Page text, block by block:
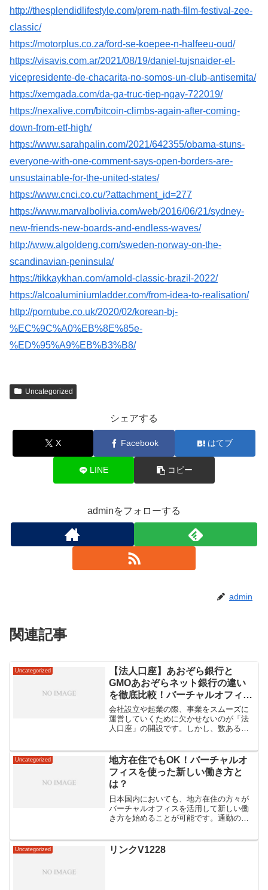
http://thesplendidlifestyle.com/prem-nath-film-festival-zee-
classic/
https://motorplus.co.za/ford-se-koepee-n-halfeeu-oud/
https://visavis.com.ar/2021/08/19/daniel-tujsnaider-el-
vicepresidente-de-chacarita-no-somos-un-club-antisemita/
https://xemgada.com/da-ga-truc-tiep-ngay-722019/
https://nexalive.com/bitcoin-climbs-again-after-coming-
down-from-etf-high/
https://www.sarahpalin.com/2021/642355/obama-stuns-
everyone-with-one-comment-says-open-borders-are-
unsustainable-for-the-united-states/
https://www.cnci.co.cu/?attachment_id=277
https://www.marvalbolivia.com/web/2016/06/21/sydney-
new-friends-new-boards-and-endless-waves/
http://www.algoldeng.com/sweden-norway-on-the-
scandinavian-peninsula/
https://tikkaykhan.com/arnold-classic-brazil-2022/
https://alcoaluminiumladder.com/from-idea-to-realisation/
http://porntube.co.uk/2020/02/korean-bj-
%EC%9C%A0%EB%8E%85e-
%ED%95%A9%EB%B3%B8/
Uncategorized
シェアする
X Facebook はてブ
LINE コピー
adminをフォローする
admin
関連記事
Uncategorized
【法人口座】あおぞら銀行と
GMOあおぞらネット銀行の違い
を徹底比較！バーチャルオフィス
で審査に通るコツも解説
会社設立や起業の際、事業をスムーズに
運営していくために欠かせないのが「法
人口座」の開設です。しかし、数ある金
人口座として非常に人気が高い「あおぞ
ら銀行」と「GMOあおぞ...
Uncategorized
地方在住でもOK！バーチャルオ
フィスを使った新しい働き方と
は？
日本国内においても、地方在住の方々が
バーチャルオフィスを活用して新しい働
き方を始めることが可能です。通勤のス
きる柔軟性が魅力です。さらに、地方に
住んでいても大手企業やス...
Uncategorized リンクV1228